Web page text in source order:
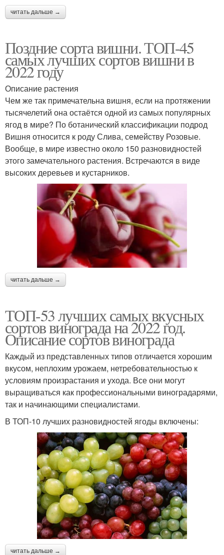
Крупные сорта
Неукрывные сорта Зимостойкие сорта
Отечественные сорта Летние сорта
Сорта для белого и
Известные сорта Сибирские сорта
Светлые сорта
читать дальше →
Поздние сорта вишни. ТОП-45
самых лучших сортов вишни в
2022 году
Описание растения
Чем же так примечательна вишня, если на протяжении
тысячелетий она остаётся одной из самых популярных
ягод в мире? По ботанический классификации подрод
Вишня относится к роду Слива, семейству Розовые.
Вообще, в мире известно около 150 разновидностей
этого замечательного растения. Встречаются в виде
высоких деревьев и кустарников.
читать дальше →
ТОП-53 лучших самых вкусных
сортов винограда на 2022 год.
Описание сортов винограда
Каждый из представленных типов отличается хорошим
вкусом, неплохим урожаем, нетребовательностью к
условиям произрастания и ухода. Все они могут
выращиваться как профессиональными виноградарями,
так и начинающими специалистами.
В ТОП-10 лучших разновидностей ягоды включены:
читать дальше →